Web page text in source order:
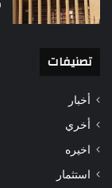
تصنيفات
أخبار
أخري
اخيره
استثمار